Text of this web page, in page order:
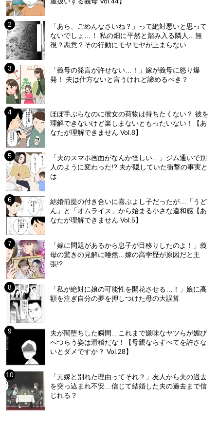
「あら、ごめんなさいね？」って絶対悪いと思って
ないでしょ…！ 私の畑に平然と踏み入る隣人…無
視？悪意？その行動にモヤモヤが止まらない
「義母の発言が許せない…！」嫁が義母に怒り爆
発！ 夫は仕方ないと言うけれど諦めるべき？
ほぼ手ぶらなのに彼女の荷物は持ちたくない？ 彼を
理解できないけど楽しまないともったいない！【あ
なたが理解できません Vol.8】
「夫のスマホ画面がなんか怪しい…」ジム通いで別
人のように変わった!? 夫が隠していた衝撃の事実と
は
結婚前提の付き合いに喜ぶよし子だったが…「うど
ん」と「オムライス」から始まる小さな違和感【あ
なたが理解できません Vol.5】
「嫁に問題があるから息子が目移りしたのよ！」義
母の驚きの見解に唖然…嫁の高学歴が原因だと主
張!?
「私が絶対に娘の可能性を開花させる…！」娘に高
額を注ぎ自分の夢を押しつけた母の大誤算
夫が闇堕ちした瞬間…これまで嫌味なヤツらが媚び
へつらう姿は滑稽だな！【母親ならすべてを許さな
いとダメですか？ Vol.28】
「元嫁と別れた理由ってそれ？」友人から夫の過去
を突っ込まれ不安…信じて結婚した夫の過去まで信
じれる？